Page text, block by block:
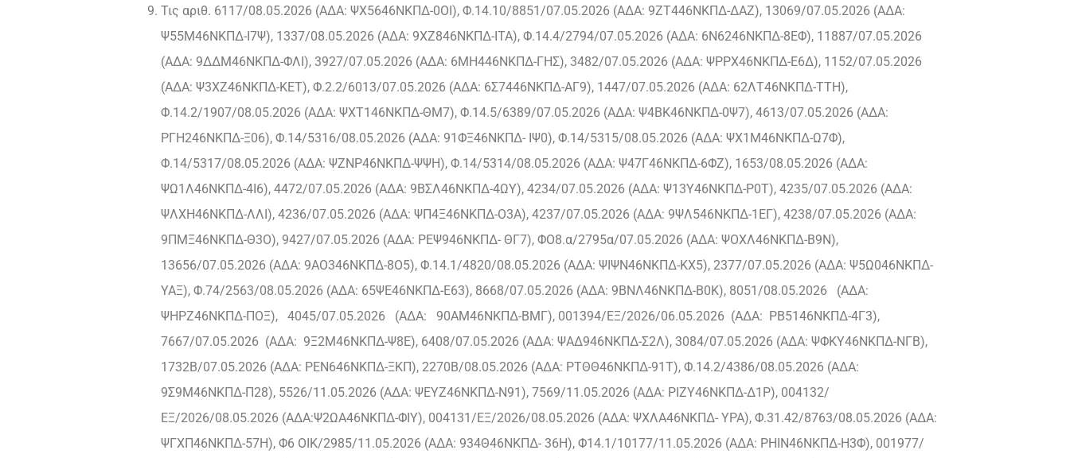
Τις αριθ. 6117/08.05.2026 (ΑΔΑ: ΨΧ5646ΝΚΠΔ-0ΟΙ), Φ.14.10/8851/07.05.2026 (ΑΔΑ: 9ΖΤ446ΝΚΠΔ-ΔΑΖ), 13069/07.05.2026 (ΑΔΑ:
Ψ55Μ46ΝΚΠΔ-Ι7Ψ), 1337/08.05.2026 (ΑΔΑ: 9ΧΖ846ΝΚΠΔ-ΙΤΑ), Φ.14.4/2794/07.05.2026 (ΑΔΑ: 6Ν6246ΝΚΠΔ-8ΕΦ), 11887/07.05.2026
(ΑΔΑ: 9ΔΔΜ46ΝΚΠΔ-ΦΛΙ), 3927/07.05.2026 (ΑΔΑ: 6ΜΗ446ΝΚΠΔ-ΓΗΣ), 3482/07.05.2026 (ΑΔΑ: ΨΡΡΧ46ΝΚΠΔ-Ε6Δ), 1152/07.05.2026
(ΑΔΑ: Ψ3ΧΖ46ΝΚΠΔ-ΚΕΤ), Φ.2.2/6013/07.05.2026 (ΑΔΑ: 6Σ7446ΝΚΠΔ-ΑΓ9), 1447/07.05.2026 (ΑΔΑ: 62ΛΤ46ΝΚΠΔ-ΤΤΗ),
Φ.14.2/1907/08.05.2026 (ΑΔΑ: ΨΧΤ146ΝΚΠΔ-ΘΜ7), Φ.14.5/6389/07.05.2026 (ΑΔΑ: Ψ4ΒΚ46ΝΚΠΔ-0Ψ7), 4613/07.05.2026 (ΑΔΑ:
ΡΓΗ246ΝΚΠΔ-Ξ06), Φ.14/5316/08.05.2026 (ΑΔΑ: 91ΦΞ46ΝΚΠΔ- ΙΨ0), Φ.14/5315/08.05.2026 (ΑΔΑ: ΨΧ1Μ46ΝΚΠΔ-Ω7Φ),
Φ.14/5317/08.05.2026 (ΑΔΑ: ΨΖΝΡ46ΝΚΠΔ-ΨΨΗ), Φ.14/5314/08.05.2026 (ΑΔΑ: Ψ47Γ46ΝΚΠΔ-6ΦΖ), 1653/08.05.2026 (ΑΔΑ:
ΨΩ1Λ46ΝΚΠΔ-4Ι6), 4472/07.05.2026 (ΑΔΑ: 9ΒΣΛ46ΝΚΠΔ-4ΩΥ), 4234/07.05.2026 (ΑΔΑ: Ψ13Υ46ΝΚΠΔ-Ρ0Τ), 4235/07.05.2026 (ΑΔΑ:
ΨΛΧΗ46ΝΚΠΔ-ΛΛΙ), 4236/07.05.2026 (ΑΔΑ: ΨΠ4Ξ46ΝΚΠΔ-Ο3Α), 4237/07.05.2026 (ΑΔΑ: 9ΨΛ546ΝΚΠΔ-1ΕΓ), 4238/07.05.2026 (ΑΔΑ:
9ΠΜΞ46ΝΚΠΔ-Θ3Ο), 9427/07.05.2026 (ΑΔΑ: ΡΕΨ946ΝΚΠΔ- ΘΓ7), ΦΟ8.α/2795α/07.05.2026 (ΑΔΑ: ΨΟΧΛ46ΝΚΠΔ-Β9Ν),
13656/07.05.2026 (ΑΔΑ: 9ΑΟ346ΝΚΠΔ-8Ο5), Φ.14.1/4820/08.05.2026 (ΑΔΑ: ΨΙΨΝ46ΝΚΠΔ-ΚΧ5), 2377/07.05.2026 (ΑΔΑ: Ψ5Ω046ΝΚΠΔ-
ΥΑΞ), Φ.74/2563/08.05.2026 (ΑΔΑ: 65ΨΕ46ΝΚΠΔ-Ε63), 8668/07.05.2026 (ΑΔΑ: 9ΒΝΛ46ΝΚΠΔ-Β0Κ), 8051/08.05.2026 (ΑΔΑ:
ΨΗΡΖ46ΝΚΠΔ-ΠΟΞ), 4045/07.05.2026 (ΑΔΑ: 90ΑΜ46ΝΚΠΔ-ΒΜΓ), 001394/ΕΞ/2026/06.05.2026 (ΑΔΑ: ΡΒ5146ΝΚΠΔ-4Γ3),
7667/07.05.2026 (ΑΔΑ: 9Ξ2Μ46ΝΚΠΔ-Ψ8Ε), 6408/07.05.2026 (ΑΔΑ: ΨΑΔ946ΝΚΠΔ-Σ2Λ), 3084/07.05.2026 (ΑΔΑ: ΨΦΚΥ46ΝΚΠΔ-ΝΓΒ),
1732Β/07.05.2026 (ΑΔΑ: ΡΕΝ646ΝΚΠΔ-ΞΚΠ), 2270Β/08.05.2026 (ΑΔΑ: ΡΤΘΘ46ΝΚΠΔ-91Τ), Φ.14.2/4386/08.05.2026 (ΑΔΑ:
9Σ9Μ46ΝΚΠΔ-Π28), 5526/11.05.2026 (ΑΔΑ: ΨΕΥΖ46ΝΚΠΔ-Ν91), 7569/11.05.2026 (ΑΔΑ: ΡΙΖΥ46ΝΚΠΔ-Δ1Ρ), 004132/
ΕΞ/2026/08.05.2026 (ΑΔΑ:Ψ2ΩΑ46ΝΚΠΔ-ΦΙΥ), 004131/ΕΞ/2026/08.05.2026 (ΑΔΑ: ΨΧΛΑ46ΝΚΠΔ- ΥΡΑ), Φ.31.42/8763/08.05.2026 (ΑΔΑ:
ΨΓΧΠ46ΝΚΠΔ-57Η), Φ6 ΟΙΚ/2985/11.05.2026 (ΑΔΑ: 934Θ46ΝΚΠΔ- 36Η), Φ14.1/10177/11.05.2026 (ΑΔΑ: ΡΗΙΝ46ΝΚΠΔ-Η3Φ), 001977/